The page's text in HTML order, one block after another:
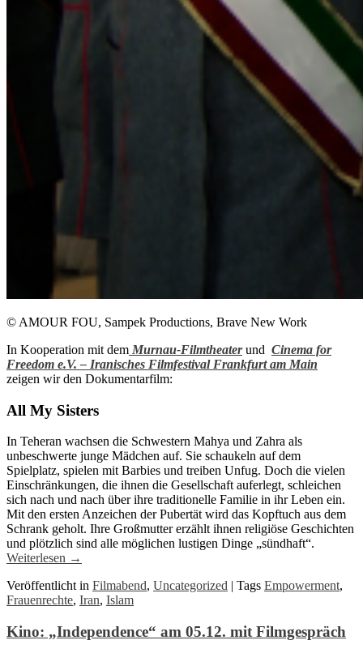
© AMOUR FOU, Sampek Productions, Brave New Work
In Kooperation mit dem Murnau-Filmtheaterund Cinema for
Freedom e.V. – Iranisches Filmfestival Frankfurt am Main
zeigen wir den Dokumentarfilm:
All My Sisters
In Teheran wachsen die Schwestern Mahya und Zahra als
unbeschwerte junge Mädchen auf. Sie schaukeln auf dem
Spielplatz, spielen mit Barbies und treiben Unfug. Doch die vielen
Einschränkungen, die ihnen die Gesellschaft auferlegt, schleichen
sich nach und nach über ihre traditionelle Familie in ihr Leben ein.
Mit den ersten Anzeichen der Pubertät wird das Kopftuch aus dem
Schrank geholt. Ihre Großmutter erzählt ihnen religiöse Geschichten
und plötzlich sind alle möglichen lustigen Dinge „sündhaft“.
Weiterlesen →
Veröffentlicht in Filmabend, Uncategorized | Tags Empowerment,
Frauenrechte, Iran, Islam
Kino: „Independence“ am 05.12. mit Filmgespräch